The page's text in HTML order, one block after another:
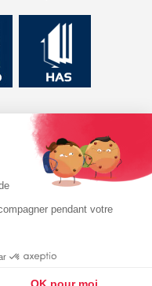
newsletter